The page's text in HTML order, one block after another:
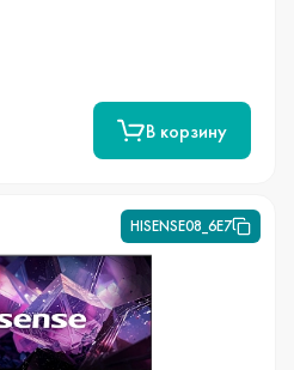
В корзину
HISENSE08_6E7